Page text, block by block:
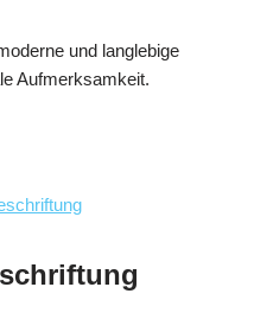
und langlebige
Aufmerksamkeit.